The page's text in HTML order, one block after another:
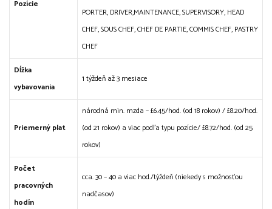
Pozície
PORTER, DRIVER,MAINTENANCE, SUPERVISORY, HEAD
CHEF, SOUS CHEF, CHEF DE PARTIE, COMMIS CHEF, PASTRY
CHEF
Dĺžka
vybavovania
1 týždeň až 3 mesiace
Priemerný plat
národná min. mzda – £6.45/hod. (od 18 rokov) / £8.20/hod.
(od 21 rokov) a viac podľa typu pozície/ £8.72/hod. (od 25
rokov)
Počet
pracovných
hodín
cca. 30 – 40 a viac hod./týždeň (niekedy s možnosťou
nadčasov)